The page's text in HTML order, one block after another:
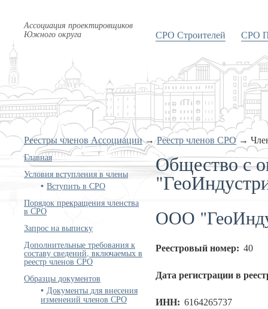
Ассоциация проектировщиков
Южного округа СРО Строителей СРО
Реестры членов Ассоциации→Реестр членов СРО→
Главная
Условия вступления в члены
Вступить в СРО
Порядок прекращения членства
в СРО
Запрос на выписку
Дополнительные требования к
составу сведений, включаемых в
реестр членов СРО
Образцы документов
Документы для внесения
изменений членов СРО
Общество с
ООО
Реестровый номер: 40
Дата регистрации в
ИНН: 6164265737